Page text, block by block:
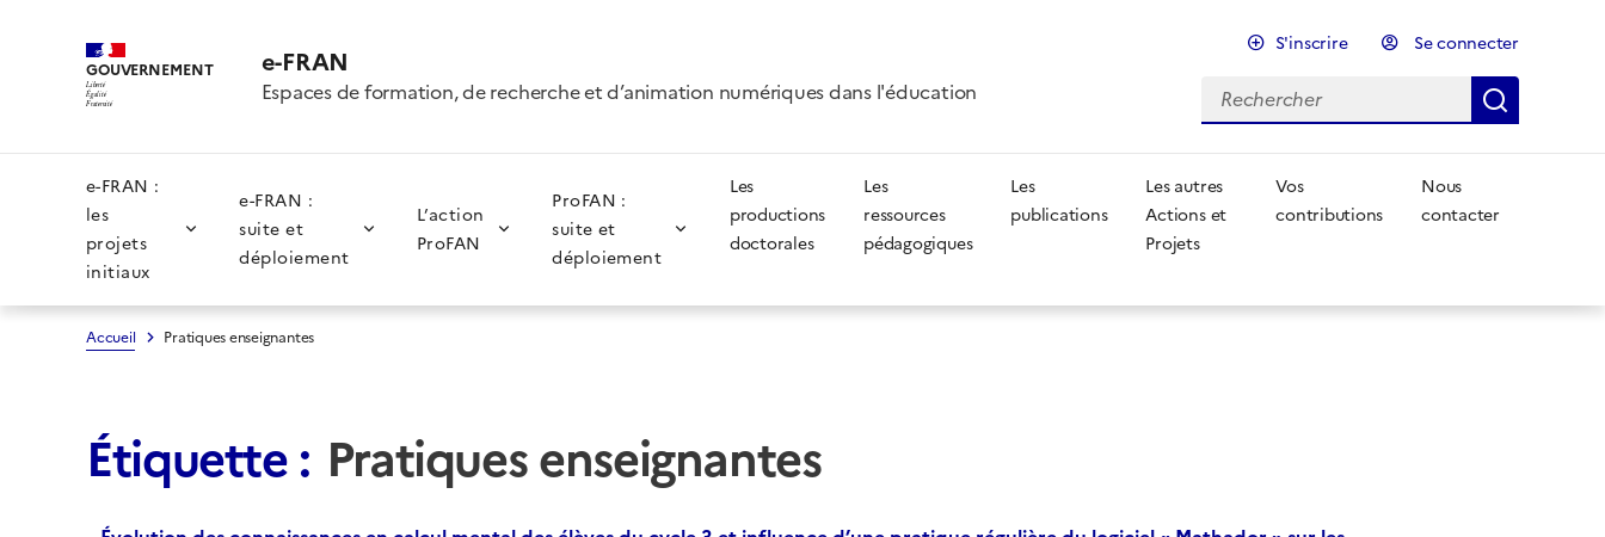
GOUVERNEMENT
Liberté
Égalité
Fraternité
e-FRAN
Espaces de formation, de recherche et d’animation numériques dans l'éducation
S'inscrire Se connecter
Rechercher
e-FRAN :
les
projets
initiaux
e-FRAN :
suite et
déploiement
L’action
ProFAN
ProFAN :
suite et
déploiement
Les
productions
doctorales
Les
ressources
pédagogiques
Les
publications
Les autres
Actions et
Projets
Vos
contributions
Nous
contacter
Accueil Pratiques enseignantes
Étiquette : Pratiques enseignantes